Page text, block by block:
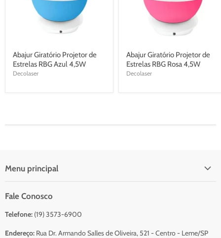
Abajur Giratório Projetor de
Estrelas RBG Azul 4,5W
Decolaser
Abajur Giratório Projetor de
Estrelas RBG Rosa 4,5W
Decolaser
Menu principal
Catálogo Para Orçamento
Resumo do Orçamento
Sobre Nós
Fale Conosco
Telefone: (19) 3573-6900
Endereço: Rua Dr. Armando Salles de Oliveira, 521 - Centro - Leme/SP